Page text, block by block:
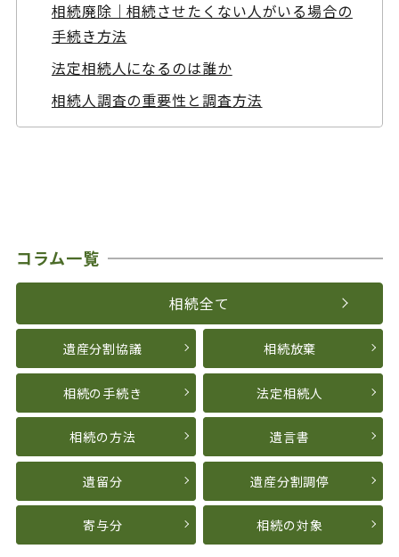
相続廃除｜相続させたくない人がいる場合の
手続き方法
法定相続人になるのは誰か
相続人調査の重要性と調査方法
コラム一覧
相続全て
遺産分割協議 相続放棄
相続の手続き 法定相続人
相続の方法 遺言書
遺留分 遺産分割調停
寄与分 相続の対象